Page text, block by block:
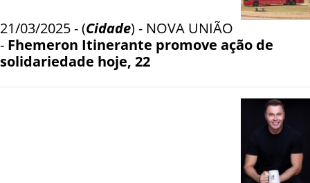
21/03/2025 - (Cidade) - NOVA UNIÃO
- Fhemeron Itinerante promove ação de
solidariedade hoje, 22